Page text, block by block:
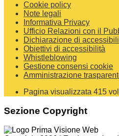
Cookie policy
Note legali
Informativa Privacy
Ufficio Relazioni con il
Dichiarazione di
Obiettivi di accessibilità
Whistleblowing
Gestione consensi cookie
Amministrazione
Pagina visualizzata 415
Sezione Copyright